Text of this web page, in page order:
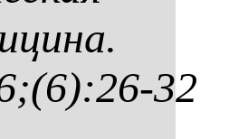
32